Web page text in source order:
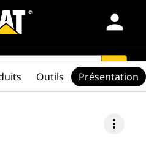
person
search
more_vert
Outils Présentation